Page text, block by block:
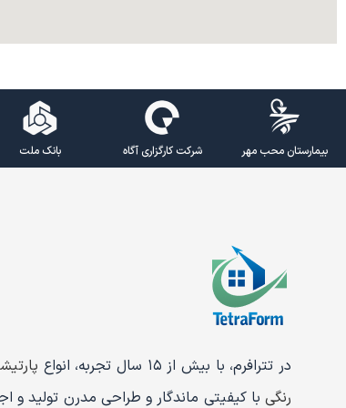
بانک ملت شرکت کارگزاری آگاه بیمارستان محب مهر
در تترافرم، با بیش از ۱۵ سال تجربه، انواع
رنگی با کیفیتی ماندگار و طراحی مدرن تولید و